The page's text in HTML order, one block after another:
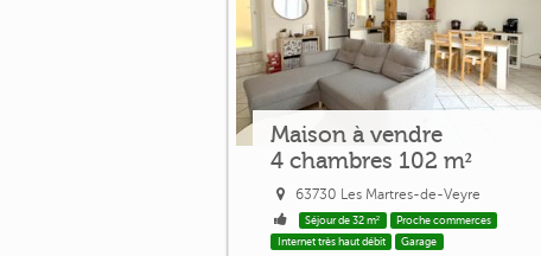
Maison à vendre
4 chambres 102 m²
63730 Les Martres-de-Veyre
Séjour de 32 m²
Proche commerces
Internet très haut débit
Garage